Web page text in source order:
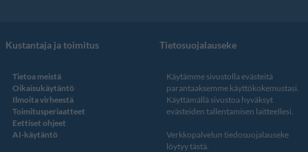
Kustantaja ja toimitus
Tietoa meistä
Oikaisukäytäntö
Ilmoita virheestä
Toimitusperiaatteet
Eettiset ohjeet
AI-käytäntö
Tietosuojalauseke
Käytämme sivustolla evästeitä
parantaaksemme käyttökokemustasi.
Käyttämällä sivustoa hyväksyt
evästeiden tallentamisen laitteellesi.
Verkkopalvelun tiedosuojalauseke
löytyy tästä